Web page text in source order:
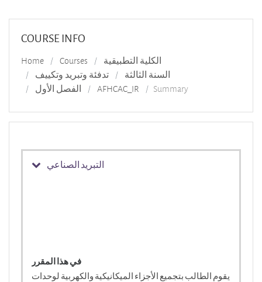
COURSE INFO
Home Courses
الكلية التطبيقية
تدفئة وتبريد وتكييف
السنة الثالثة
الفصل الأول
AFHCAC_IR Summary
التبريد الصناعي
في هذا المقرر
يقوم الطالب بتجميع الأجزاء الميكانيكية والكهربية لوحدات